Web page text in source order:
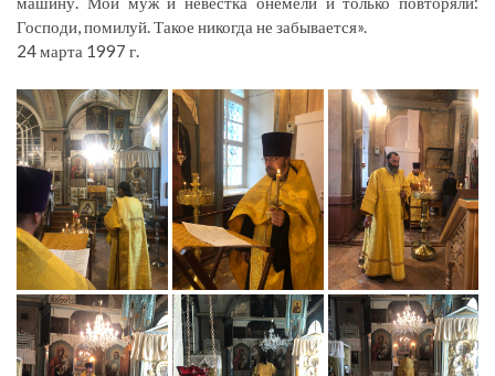
Господи, помилуй. Такое никогда не забывается».
24 марта 1997 г.